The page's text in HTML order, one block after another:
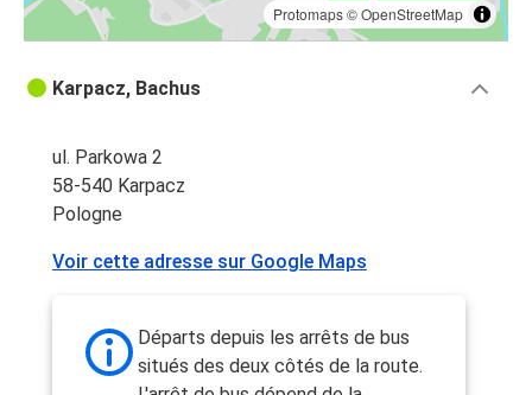
Protomaps©OpenStreetMap
Karpacz, Bachus
ul. Parkowa 2
58-540 Karpacz
Pologne
Voir cette adresse sur Google Maps
Départs depuis les arrêts de bus
situés des deux côtés de la route.